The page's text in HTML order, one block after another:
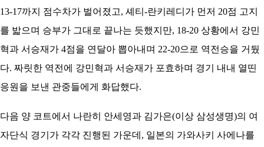
13-17까지 점수차가 벌어졌고, 셰티-란키레디가 먼저 20점 고지
를 밟으며 승부가 그대로 끝나는 듯했지만, 18-20 상황에서 강민
혁과 서승재가 4점을 연달아 뽑아내며 22-20으로 역전승을 거뒀
다. 짜릿한 역전에 강민혁과 서승재가 포효하며 경기 내내 열띤
응원을 보낸 관중들에게 화답했다.
다음 양 코트에서 나란히 안세영과 김가은(이상 삼성생명)의 여
자단식 경기가 각각 진행된 가운데, 일본의 가와사키 사에나를